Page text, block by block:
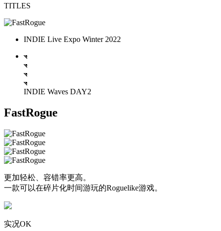
TITLES
INDIE Live Expo Winter 2022
INDIE Waves DAY2
FastRogue
更加轻松、容错率更高。
一款可以在碎片化时间游玩的Roguelike游戏。
实况OK